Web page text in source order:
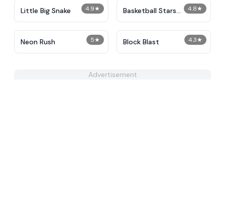
4.9★
Little Big Snake 4.8★
Basketball Stars
Unblocked
5★
Neon Rush 4.3★
Block Blast
Advertisement